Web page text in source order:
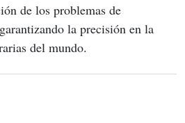
de los problemas de
la precisión en la
del mundo.